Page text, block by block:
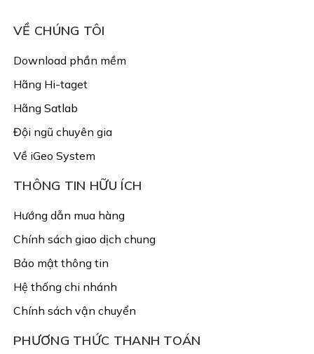
VỀ CHÚNG TÔI
Download phần mềm
Hãng Hi-taget
Hãng Satlab
Đội ngũ chuyên gia
Về iGeo System
THÔNG TIN HỮU ÍCH
Hướng dẫn mua hàng
Chính sách giao dịch chung
Bảo mật thông tin
Hệ thống chi nhánh
Chính sách vận chuyển
PHƯƠNG THỨC THANH TOÁN